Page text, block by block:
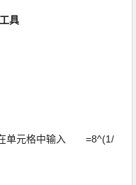
具
单元格中输入 =8^(1/